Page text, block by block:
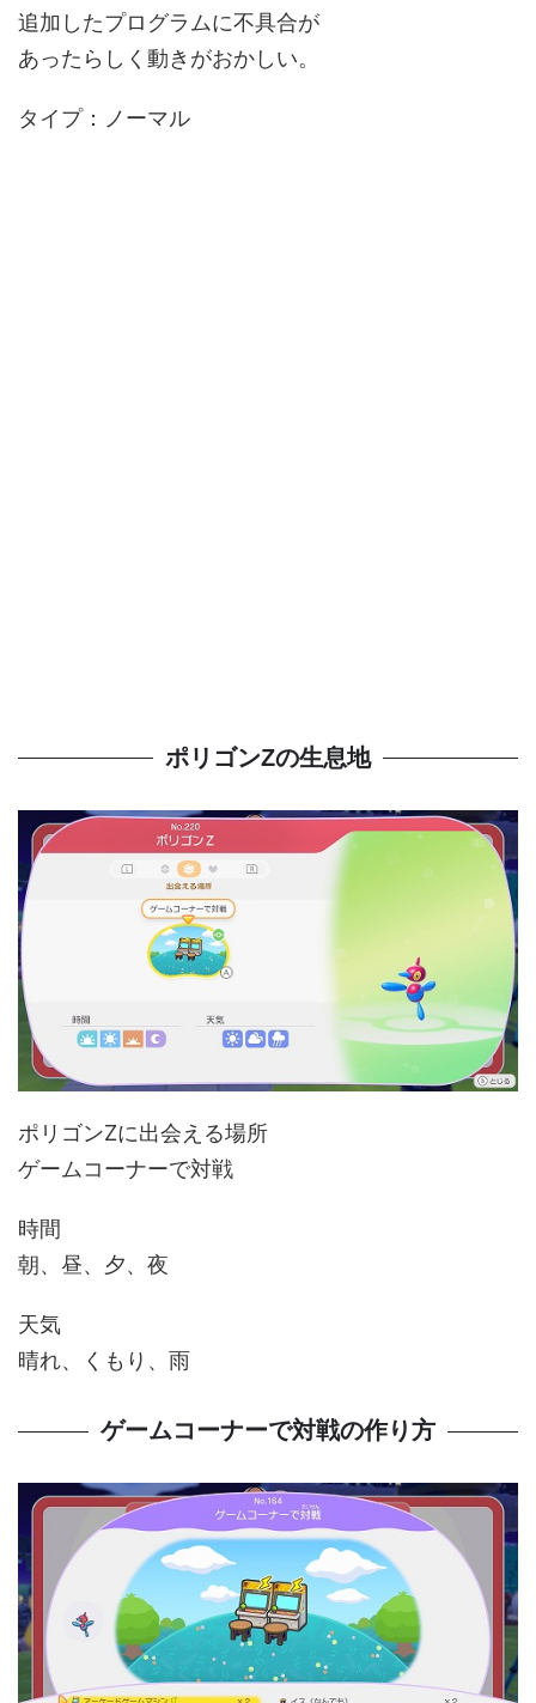
追加したプログラムに不具合が
あったらしく動きがおかしい。
タイプ：ノーマル
ポリゴンZの生息地
ポリゴンZに出会える場所
ゲームコーナーで対戦
時間
朝、昼、夕、夜
天気
晴れ、くもり、雨
ゲームコーナーで対戦の作り方